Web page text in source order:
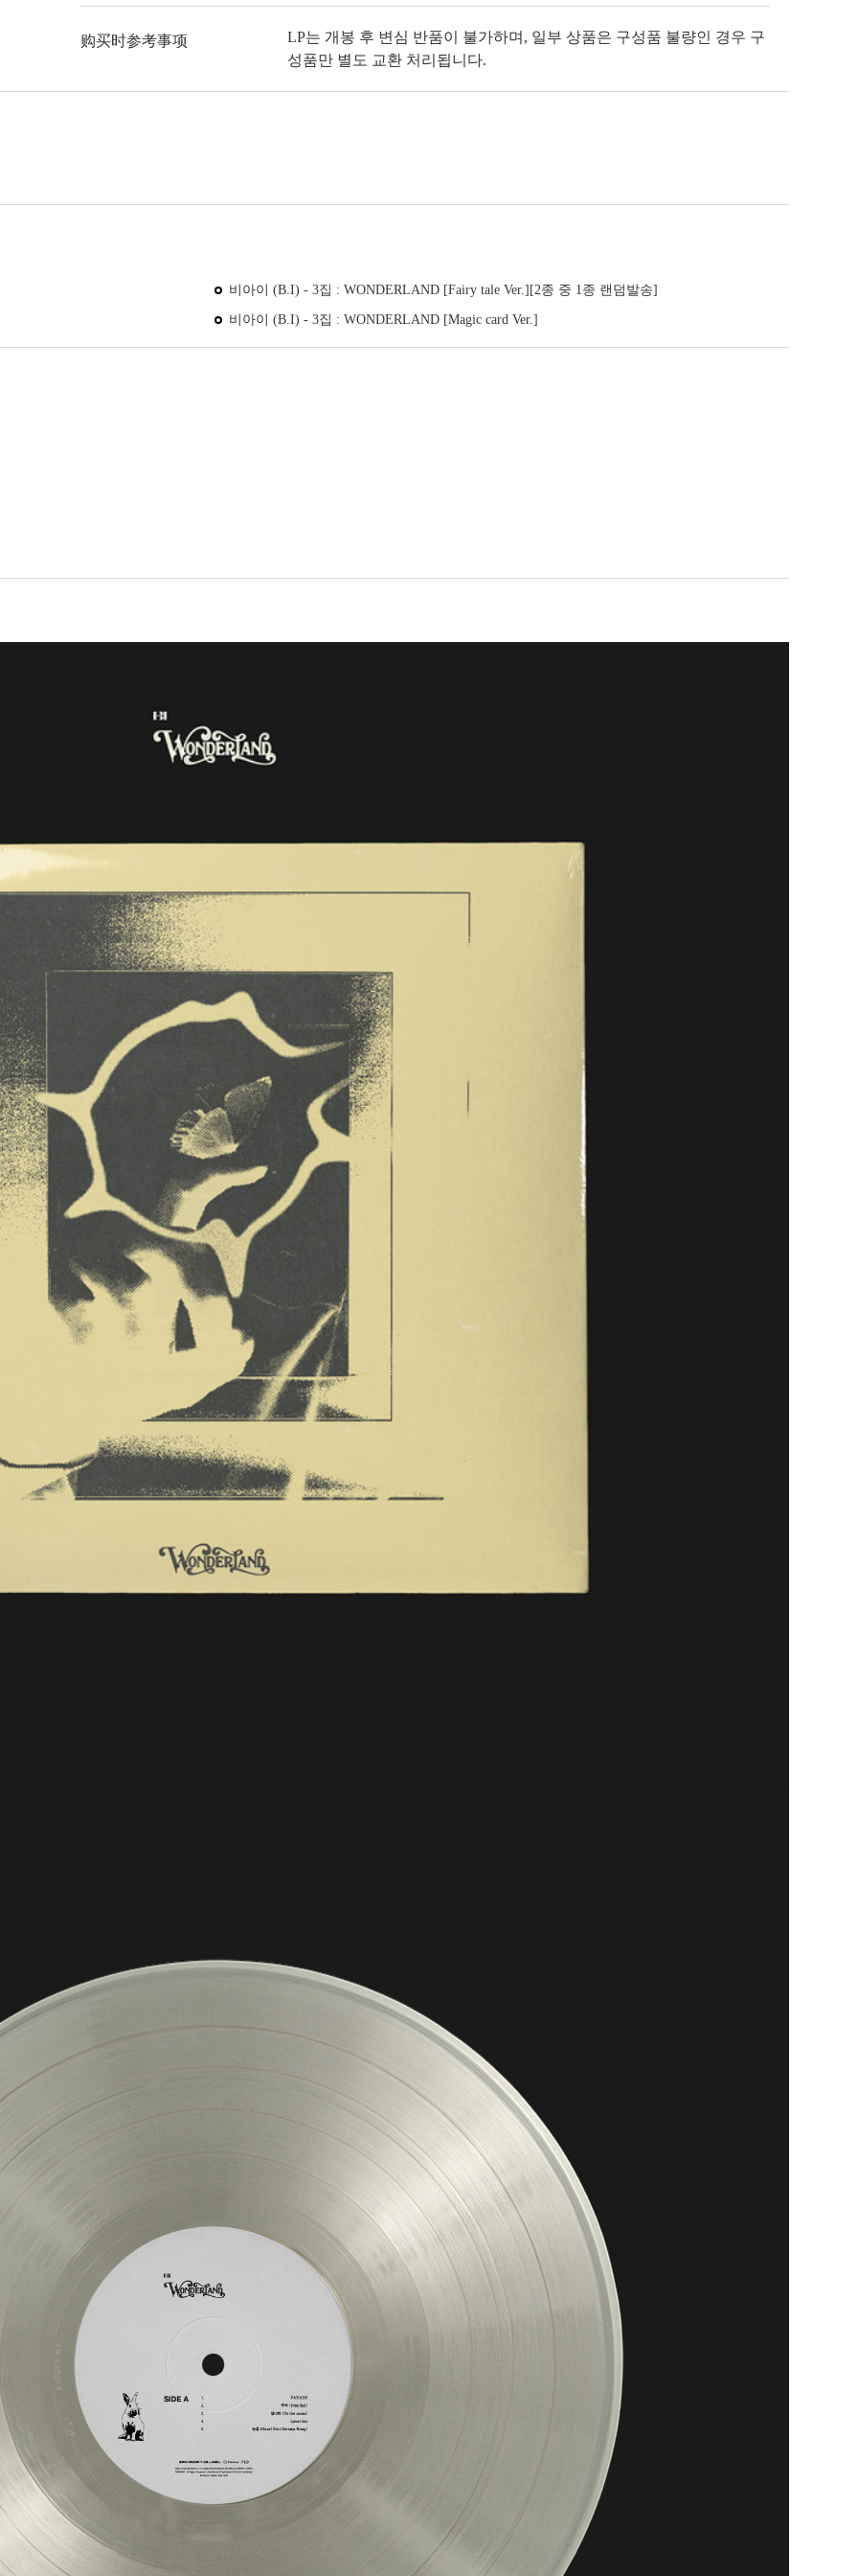
购买时参考事项
LP는 개봉 후 변심 반품이 불가하며, 일부 상품은 구성품 불량인 경우 구
성품만 별도 교환 처리됩니다.
비아이 (B.I) - 3집 : WONDERLAND [Fairy tale Ver.][2종 중 1종 랜덤발송]
비아이 (B.I) - 3집 : WONDERLAND [Magic card Ver.]